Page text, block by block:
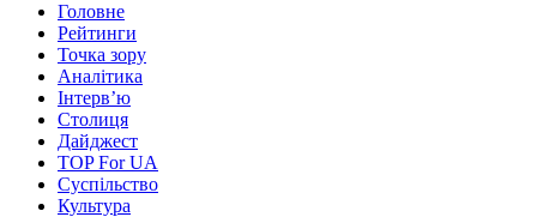
Головне
Рейтинги
Точка зору
Аналітика
Інтерв’ю
Столиця
Дайджест
TOP For UA
Суспiльство
Культура